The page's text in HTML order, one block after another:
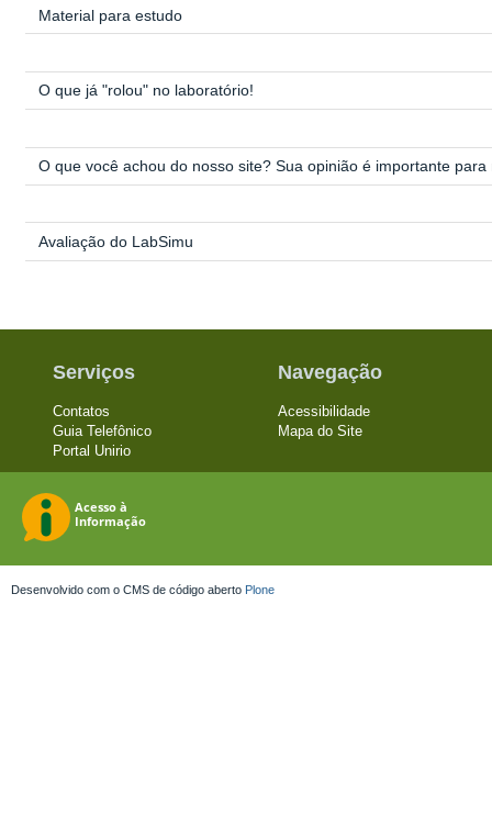
Material para estudo
O que já "rolou" no laboratório!
O que você achou do nosso site? Sua opinião é importante para
Avaliação do LabSimu
Serviços
Contatos
Guia Telefônico
Portal Unirio
Navegação
Acessibilidade
Mapa do Site
Desenvolvido com o CMS de código aberto Plone